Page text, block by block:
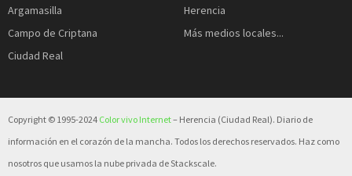
Argamasilla
Campo de Criptana
Ciudad Real
Herencia
Más medios locales...
Copyright © 1995-2024 Color vivo Internet– Herencia (Ciudad Real). Diario de
información en el corazón de la mancha. Todos los derechos reservados. Haz como
nosotros que usamos la nube privada de Stackscale.